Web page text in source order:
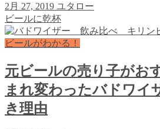
2月 27, 2019 ユタロー
ビールに乾杯
ビールがわかる！
元ビールの売り子がお
まれ変わったバドワイ
き理由